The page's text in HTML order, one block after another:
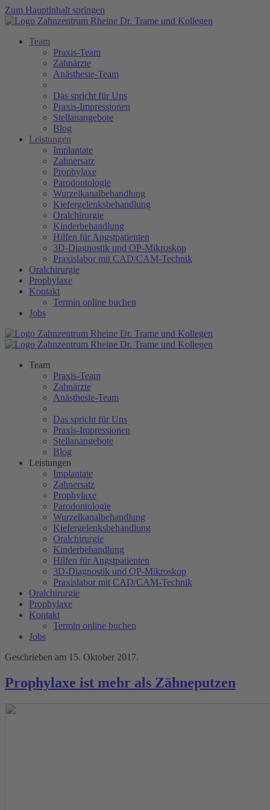
Zum Hauptinhalt springen
Team
Praxis-Team
Zahnärzte
Anästhesie-Team
Das spricht für Uns
Praxis-Impressionen
Stellanangebote
Blog
Leistungen
Implantate
Zahnersatz
Prophylaxe
Parodontologie
Wurzelkanalbehandlung
Kiefergelenksbehandlung
Oralchirurgie
Kinderbehandlung
Hilfen für Angstpatienten
3D-Diagnostik und OP-Mikroskop
Praxislabor mit CAD/CAM-Technik
Oralchirurgie
Prophylaxe
Kontakt
Termin online buchen
Jobs
Team
Praxis-Team
Zahnärzte
Anästhesie-Team
Das spricht für Uns
Praxis-Impressionen
Stellanangebote
Blog
Leistungen
Implantate
Zahnersatz
Prophylaxe
Parodontologie
Wurzelkanalbehandlung
Kiefergelenksbehandlung
Oralchirurgie
Kinderbehandlung
Hilfen für Angstpatienten
3D-Diagnostik und OP-Mikroskop
Praxislabor mit CAD/CAM-Technik
Oralchirurgie
Prophylaxe
Kontakt
Termin online buchen
Jobs
Geschrieben am 15. Oktober 2017.
Prophylaxe ist mehr als Zähneputzen